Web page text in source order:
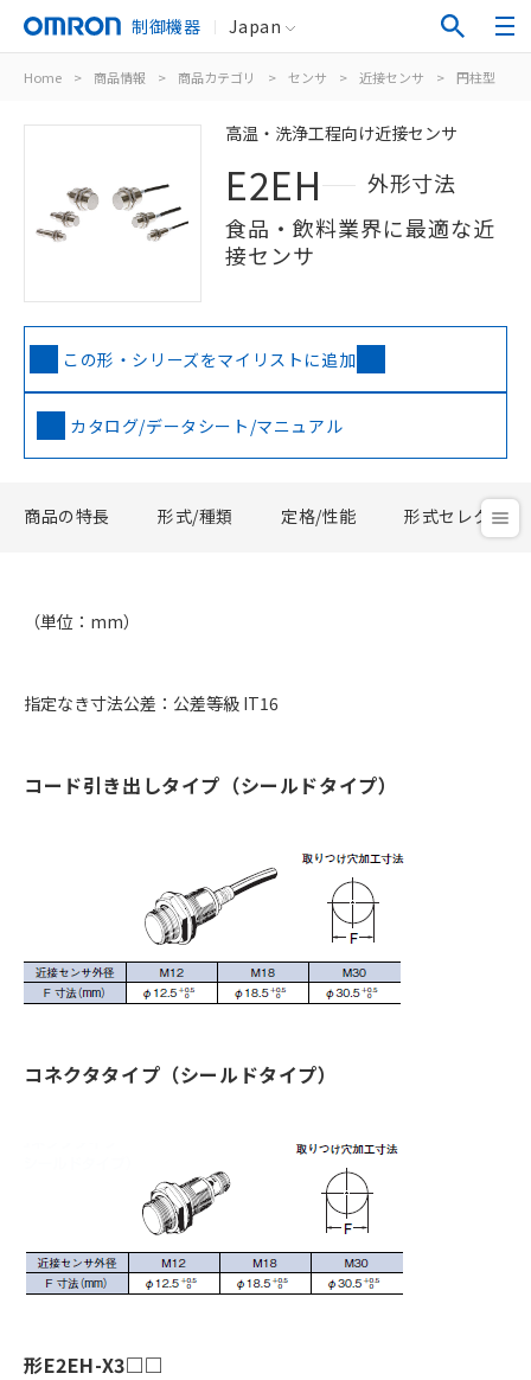
制御機器 Japan
Home > 商品情報 > 商品カテゴリ > センサ > 近接センサ > 円柱型
高温・洗浄工程向け近接センサ
E2EH
外形寸法
食品・飲料業界に最適な近
接センサ
この形・シリーズをマイリストに追加
カタログ/データシート/マニュアル
商品の特長 形式/種類 定格/性能 形式セレクタ
（単位：mm）
指定なき寸法公差：公差等級 IT16
コード引き出しタイプ（シールドタイプ）
コネクタタイプ（シールドタイプ）
形E2EH-X3□□